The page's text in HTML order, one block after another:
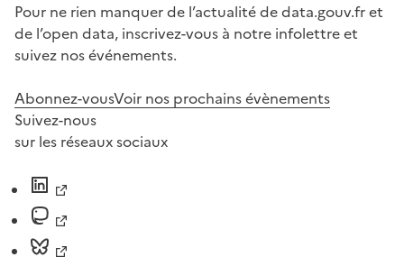
Pour ne rien manquer de l’actualité de data.gouv.fr et
de l’open data, inscrivez-vous à notre infolettre et
suivez nos événements.
Abonnez-vousVoir nos prochains évènements
Suivez-nous
sur les réseaux sociaux